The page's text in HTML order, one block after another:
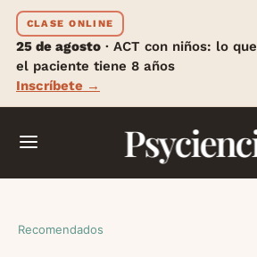
CLASE ONLINE
25 de agosto · ACT con niños: lo
el paciente tiene 8 años
Inscríbete →
Recomendados